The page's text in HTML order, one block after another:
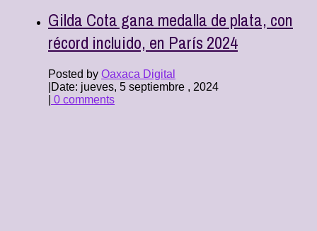
Gilda Cota gana medalla de plata, con
récord incluido, en París 2024
Posted by Oaxaca Digital
Date: jueves, 5 septiembre , 2024
0 comments